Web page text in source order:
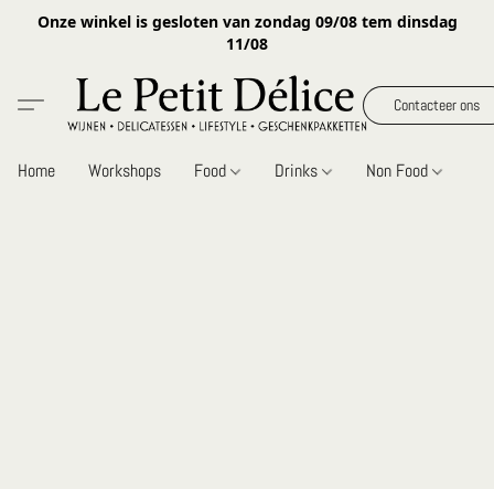
Onze winkel is gesloten van zondag 09/08 tem dinsdag
11/08
Contacteer ons
Home Workshops Food Drinks Non Food